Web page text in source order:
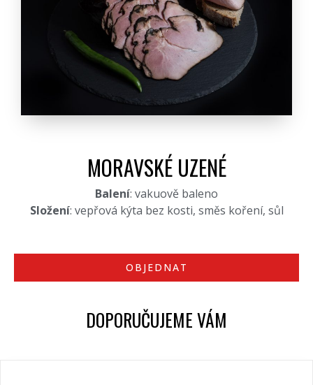
MORAVSKÉ UZENÉ
Balení: vakuově baleno
Složení: vepřová kýta bez kosti, směs koření, sůl
OBJEDNAT
DOPORUČUJEME VÁM